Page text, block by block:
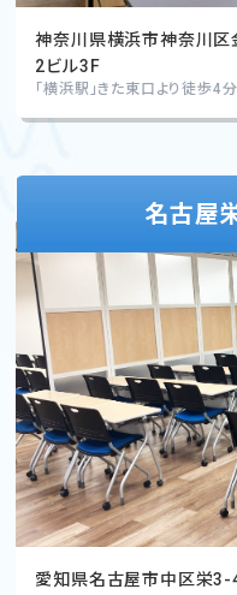
神奈川県横浜市神奈川
2ビル3F
「横浜駅」きた東口より徒歩4分
名古屋
愛知県名古屋市中区栄